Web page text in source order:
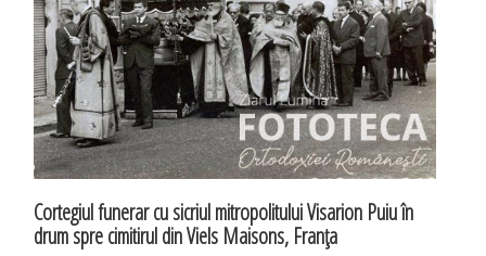
Cortegiul funerar cu sicriul mitropolitului Visarion Puiu în
drum spre cimitirul din Viels Maisons, Franţa